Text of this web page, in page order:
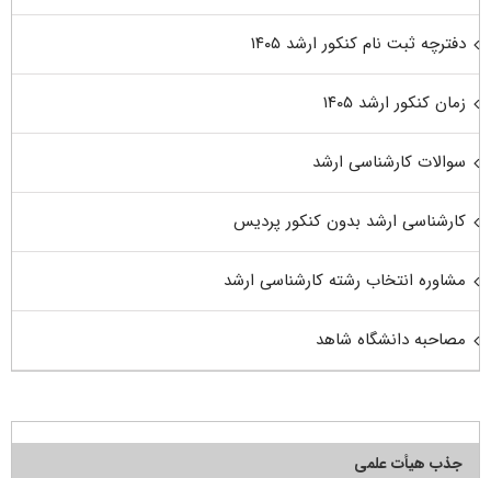
دفترچه ثبت نام کنکور ارشد ۱۴۰۵
زمان کنکور ارشد ۱۴۰۵
سوالات کارشناسی ارشد
کارشناسی ارشد بدون کنکور پردیس
مشاوره انتخاب رشته کارشناسی ارشد
مصاحبه دانشگاه شاهد
جذب هیأت علمی